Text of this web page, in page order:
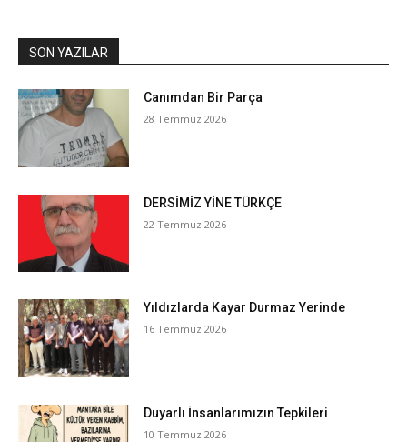
SON YAZILAR
Canımdan Bir Parça
28 Temmuz 2026
DERSİMİZ YİNE TÜRKÇE
22 Temmuz 2026
Yıldızlarda Kayar Durmaz Yerinde
16 Temmuz 2026
Duyarlı İnsanlarımızın Tepkileri
10 Temmuz 2026